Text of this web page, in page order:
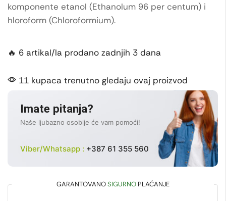
komponente etanol (Ethanolum 96 per centum) i
hloroform (Chloroformium).
🔥 6 artikal/la prodano zadnjih 3 dana
11 kupaca trenutno gledaju ovaj proizvod
Imate pitanja?
Naše ljubazno osoblje će vam pomoći!
Viber/Whatsapp : +387 61 355 560
GARANTOVANOSIGURNOPLAĆANJE